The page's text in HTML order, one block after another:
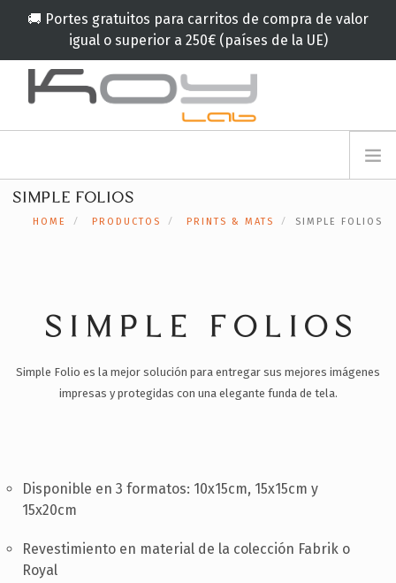
🚚 Portes gratuitos para carritos de compra de valor
igual o superior a 250€ (países de la UE)
REGISTRESE
CAMPAÑA
BLOG
SIMPLE FOLIOS
HOME PRODUCTOS PRINTS & MATS SIMPLE FOLIOS
SIMPLE FOLIOS
Simple Folio es la mejor solución para entregar sus mejores imágenes
impresas y protegidas con una elegante funda de tela.
Disponible en 3 formatos: 10x15cm, 15x15cm y
15x20cm
Revestimiento en material de la colección Fabrik o
Royal